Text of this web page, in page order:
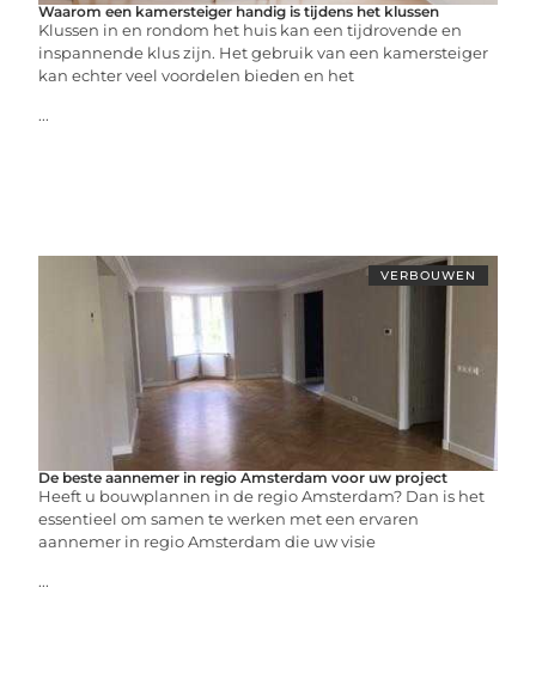
Waarom een kamersteiger handig is tijdens het klussen
Klussen in en rondom het huis kan een tijdrovende en
inspannende klus zijn. Het gebruik van een kamersteiger
kan echter veel voordelen bieden en het
...
VERBOUWEN
De beste aannemer in regio Amsterdam voor uw project
Heeft u bouwplannen in de regio Amsterdam? Dan is het
essentieel om samen te werken met een ervaren
aannemer in regio Amsterdam die uw visie
...